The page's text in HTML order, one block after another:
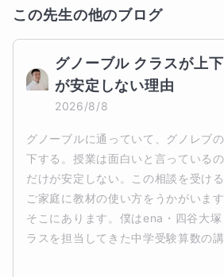
この先生の他のブログ
グノーブル クラスが上
が安定しない理由
2026/8/8
グノーブルに通っていて、グノレブ
下する。授業は面白いと言っている
だけが安定しない。この相談を受け
ご家庭に教材の使い方をうかがいま
そこにあります。僕はena・四谷大
ラスを担当してきた中学受験算数の